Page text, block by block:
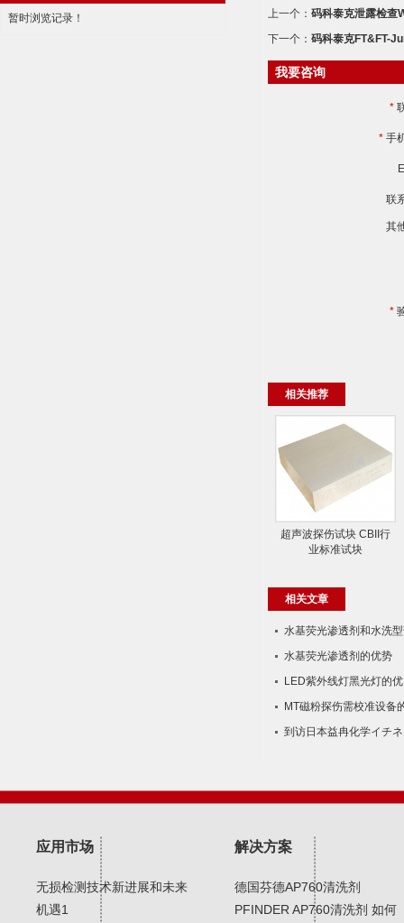
暂时浏览记录！ 上一个： 码科泰克泄露检查
下一个： 码科泰克FT&FT-
我要咨询
*
* 手
联
其
*
相关推荐
超声波探伤试块 CBII行
业标准试块
相关文章
水基荧光渗透剂和水​洗
水基荧光渗透剂的优势
LED紫外线灯黑光灯的
MT磁粉探伤需校准设备
到访日本益冉化学イチ
应用市场
无损检测技术新进展和未来
机遇1
解决方案
德国芬德AP760清洗剂
PFINDER AP760清洗剂 如何